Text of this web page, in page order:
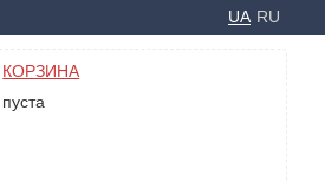
UA RU
КОРЗИНА
пуста